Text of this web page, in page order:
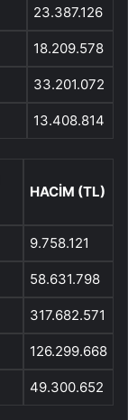
23.387.126
18.209.578
33.201.072
13.408.814
HACİM (TL)
9.758.121
58.631.798
317.682.571
126.299.668
49.300.652